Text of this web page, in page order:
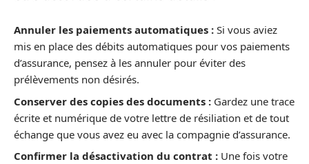
Annuler les paiements automatiques : Si vous aviez
mis en place des débits automatiques pour vos paiements
d’assurance, pensez à les annuler pour éviter des
prélèvements non désirés.
Conserver des copies des documents : Gardez une trace
écrite et numérique de votre lettre de résiliation et de tout
échange que vous avez eu avec la compagnie d’assurance.
Confirmer la désactivation du contrat : Une fois votre